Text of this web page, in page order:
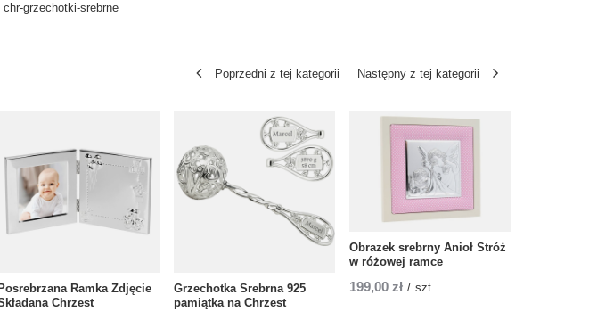
chr-grzechotki-srebrne
Poprzedni z tej kategorii Następny z tej kategorii
Ramka Zdjęcie
Chrzest
Grzechotka Srebrna 925
pamiątka na Chrzest
Obrazek srebrny Anioł Stróż
w różowej ramce
199,00 zł / szt.